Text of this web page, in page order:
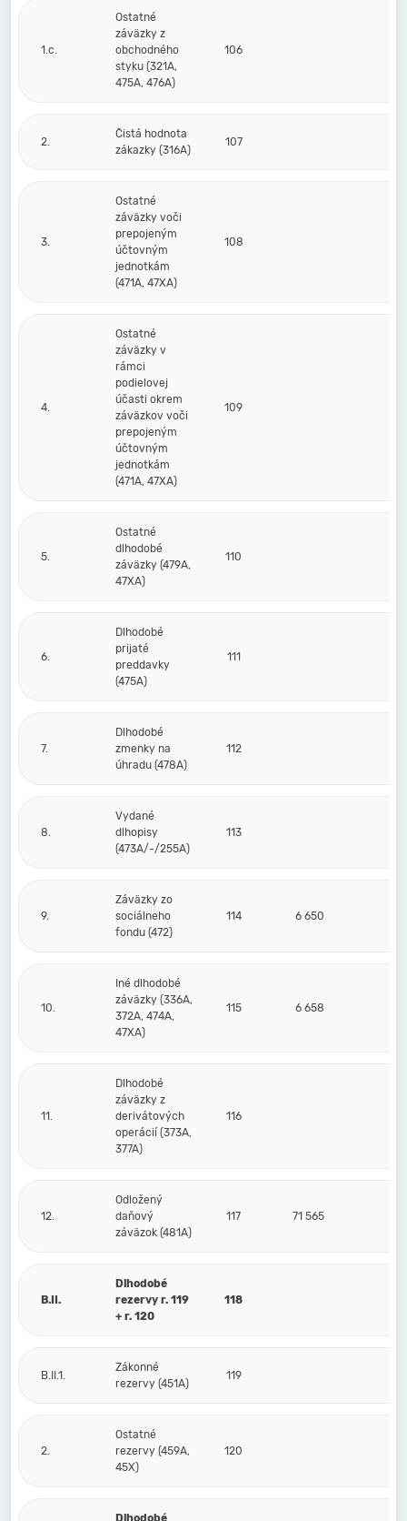
1.c.
Ostatné
záväzky z
obchodného
styku (321A,
475A, 476A)
106
2.
Čistá hodnota
zákazky (316A)
107
3.
Ostatné
záväzky voči
prepojeným
účtovným
jednotkám
(471A, 47XA)
108
4.
Ostatné
záväzky v
rámci
podielovej
účasti okrem
záväzkov voči
prepojeným
účtovným
jednotkám
(471A, 47XA)
109
5.
Ostatné
dlhodobé
záväzky (479A,
47XA)
110
6.
Dlhodobé
prijaté
preddavky
(475A)
111
7.
Dlhodobé
zmenky na
úhradu (478A)
112
8.
Vydané
dlhopisy
(473A/-/255A)
113
9.
Záväzky zo
sociálneho
fondu (472)
114 6 650
10.
Iné dlhodobé
záväzky (336A,
372A, 474A,
47XA)
115 6 658
11.
Dlhodobé
záväzky z
derivátových
operácií (373A,
377A)
116
12.
Odložený
daňový
záväzok (481A)
117 71 565
B.II.
Dlhodobé
rezervy r. 119
+ r. 120
118
B.II.1.
Zákonné
rezervy (451A)
119
2.
Ostatné
rezervy (459A,
45X)
120
Dlhodobé